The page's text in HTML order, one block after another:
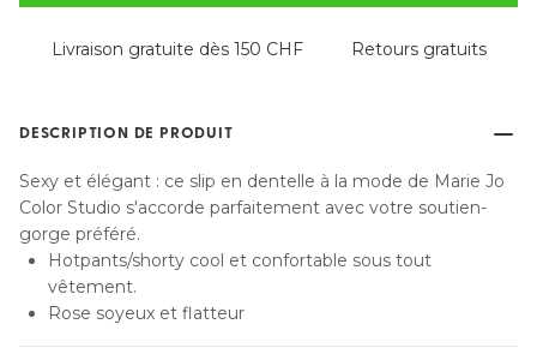
Livraison gratuite dès 150 CHF Retours gratuits
DESCRIPTION DE PRODUIT
Sexy et élégant : ce slip en dentelle à la mode de Marie Jo
Color Studio s'accorde parfaitement avec votre soutien-
gorge préféré.
Hotpants/shorty cool et confortable sous tout
vêtement.
Rose soyeux et flatteur